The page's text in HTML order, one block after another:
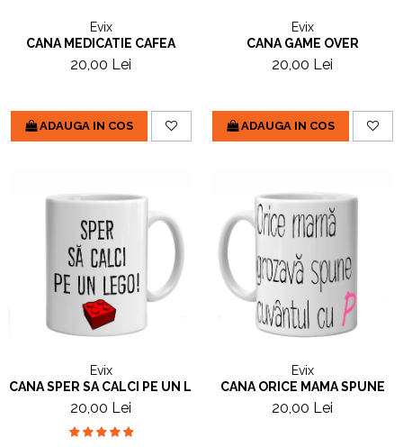
Evix
CANA MEDICATIE CAFEA
20,00 Lei
ADAUGA IN COS
Evix
CANA GAME OVER
20,00 Lei
ADAUGA IN COS
Evix
CANA SPER SA CALCI PE UN LEGO
20,00 Lei
Evix
CANA ORICE MAMA SPUNE
20,00 Lei